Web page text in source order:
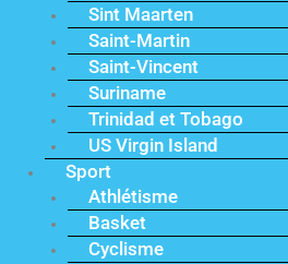
Sint Maarten
Saint-Martin
Saint-Vincent
Suriname
Trinidad et Tobago
US Virgin Island
Sport
Athlétisme
Basket
Cyclisme